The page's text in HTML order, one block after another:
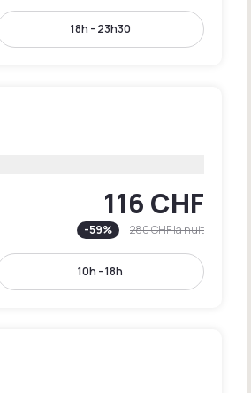
18h - 23h30
116 CHF
-59% 280 CHFla nuit
10h - 18h